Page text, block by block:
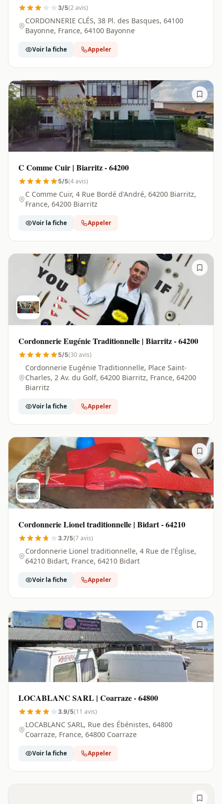
3/5(2 avis)
CORDONNERIE CLÉS, 38 Pl. des Basques, 64100
Bayonne, France, 64100 Bayonne
Voir la fiche Appeler
C Comme Cuir | Biarritz - 64200
5/5(4 avis)
C Comme Cuir, 4 Rue Bordé d'André, 64200 Biarritz,
France, 64200 Biarritz
Voir la fiche Appeler
Cordonnerie Eugénie Traditionnelle | Biarritz - 64200
5/5(30 avis)
Cordonnerie Eugénie Traditionnelle, Place Saint-
Charles, 2 Av. du Golf, 64200 Biarritz, France, 64200
Biarritz
Voir la fiche Appeler
Cordonnerie Lionel traditionnelle | Bidart - 64210
3.7/5(7 avis)
Cordonnerie Lionel traditionnelle, 4 Rue de l'Église,
64210 Bidart, France, 64210 Bidart
Voir la fiche Appeler
LOCABLANC SARL | Coarraze - 64800
3.9/5(11 avis)
LOCABLANC SARL, Rue des Ébénistes, 64800
Coarraze, France, 64800 Coarraze
Voir la fiche Appeler